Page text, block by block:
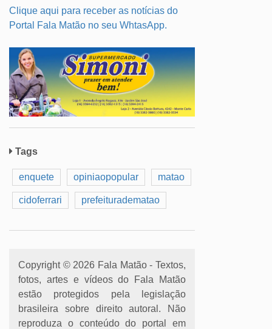
Clique aqui para receber as notícias do
Portal Fala Matão no seu WhtasApp.
Tags
enquete opiniaopopular matao
cidoferrari prefeituradematao
Copyright © 2026 Fala Matão - Textos,
fotos, artes e vídeos do Fala Matão
estão protegidos pela legislação
brasileira sobre direito autoral. Não
reproduza o conteúdo do portal em